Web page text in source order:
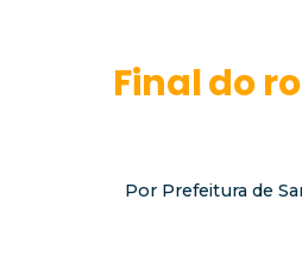
Final do
Por Prefeitura de